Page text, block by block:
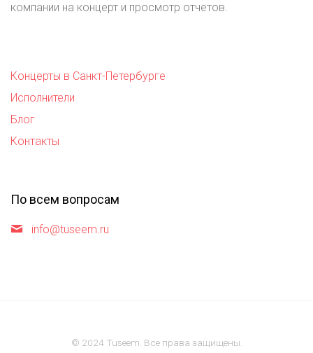
компании на концерт и просмотр отчетов.
Концерты в Санкт-Петербурге
Исполнители
Блог
Контакты
По всем вопросам
info@tuseem.ru
© 2024 Tuseem. Все права защищены.